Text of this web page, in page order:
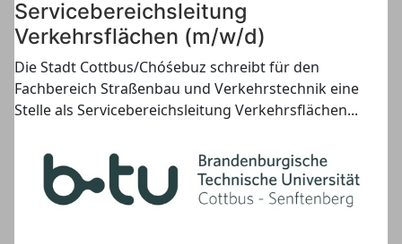
Servicebereichsleitung
Verkehrsflächen (m/w/d)
Die Stadt Cottbus/Chóśebuz schreibt für den
Fachbereich Straßenbau und Verkehrstechnik eine
Stelle als Servicebereichsleitung Verkehrsflächen...